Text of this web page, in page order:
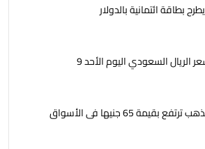
بطاقة ائتمانية بالدولار
يسجل 13.17 جنيهًا.. سعر الريال السعودي اليوم الأحد 9
65 جنيها فى الأسواق